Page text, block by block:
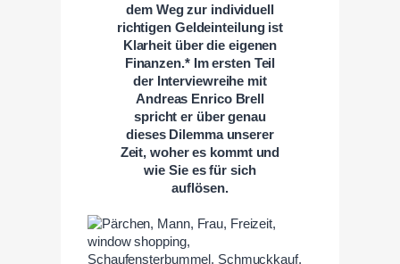
dem Weg zur individuell
richtigen Geldeinteilung ist
Klarheit über die eigenen
Finanzen.* Im ersten Teil
der Interviewreihe mit
Andreas Enrico Brell
spricht er über genau
dieses Dilemma unserer
Zeit, woher es kommt und
wie Sie es für sich
auflösen.